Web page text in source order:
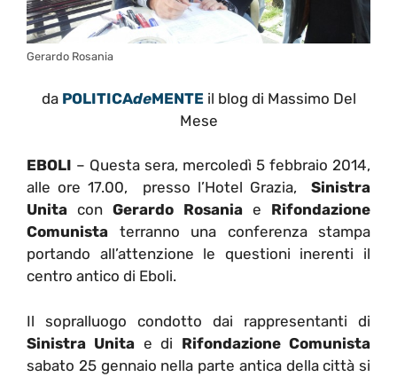
Gerardo Rosania
da POLITICAdeMENTE il blog di Massimo Del
Mese
EBOLI – Questa sera, mercoledì 5 febbraio 2014,
alle ore 17.00, presso l’Hotel Grazia, Sinistra
Unita con Gerardo Rosania e Rifondazione
Comunista terranno una conferenza stampa
portando all’attenzione le questioni inerenti il
centro antico di Eboli.
Il sopralluogo condotto dai rappresentanti di
Sinistra Unita e di Rifondazione Comunista
sabato 25 gennaio nella parte antica della città si